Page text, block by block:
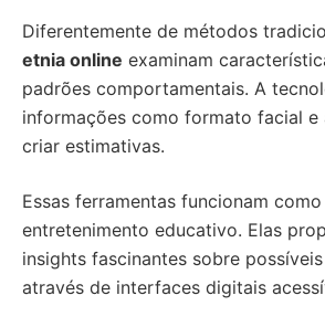
Diferentemente de métodos
etnia online examinam
padrões comportamentais. A
informações como formato facial e
criar estimativas.
Essas ferramentas funcionam
entretenimento educativo. Elas
insights fascinantes sobre possíveis
através de interfaces digitais